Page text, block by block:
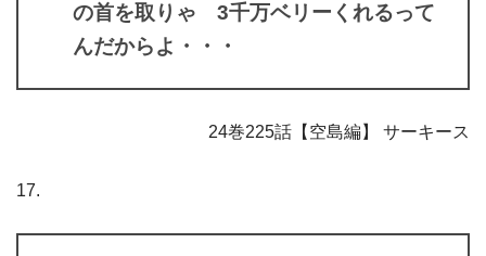
の首を取りゃ 3千万ベリーくれるって
んだからよ・・・
24巻225話【空島編】 サーキース
17.